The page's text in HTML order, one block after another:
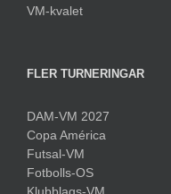
VM-kvalet
FLER TURNERINGAR
DAM-VM 2027
Copa América
Futsal-VM
Fotbolls-OS
Klubblags-VM